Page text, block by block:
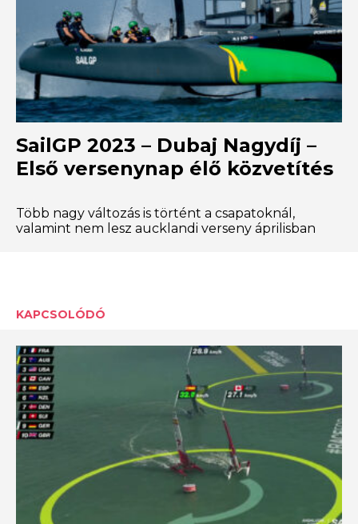
SailGP 2023 – Dubaj Nagydíj –
Első versenynap élő közvetítés
Több nagy változás is történt a csapatoknál,
valamint nem lesz aucklandi verseny áprilisban
KAPCSOLÓDÓ